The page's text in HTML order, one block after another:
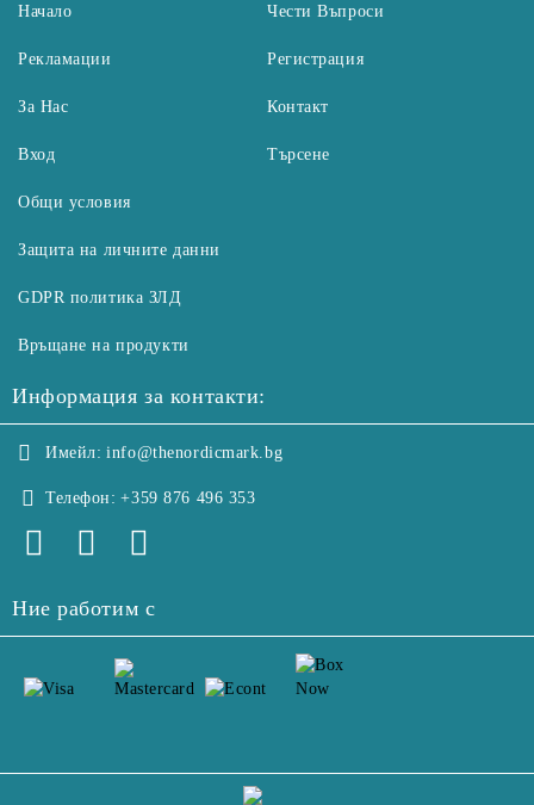
Начало
Рекламации
За Нас
Вход
Чести Въпроси
Регистрация
Контакт
Търсене
Общи условия
Защита на личните данни
GDPR политика ЗЛД
Връщане на продукти
Информация за контакти:
Имейл: info@thenordicmark.bg
Телефон: +359 876 496 353
Ние работим с